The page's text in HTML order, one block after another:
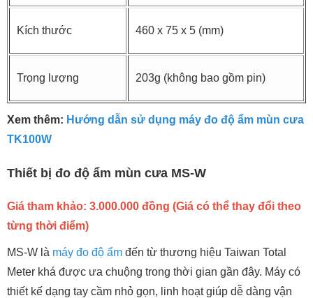
Kích thước 460 x 75 x 5 (mm)
Trọng lượng 203g (không bao gồm pin)
Xem thêm: Hướng dẫn sử dụng máy đo độ ẩm mùn cưa
TK100W
Thiết bị đo độ ẩm mùn cưa MS-W
Giá tham khảo: 3.000.000 đồng (Giá có thể thay đổi theo
từng thời điểm)
MS-W là máy đo độ ẩm đến từ thương hiệu Taiwan Total
Meter khá được ưa chuộng trong thời gian gần đây. Máy có
thiết kế dạng tay cầm nhỏ gọn, linh hoạt giúp dễ dàng vận